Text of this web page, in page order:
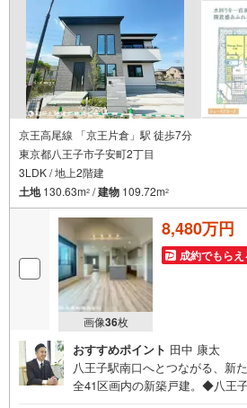
京王高尾線 「京王片倉」駅 徒歩7分
東京都八王子市子安町2丁目
3LDK / 地上2階建
土地130.63m2 /建物 109.72m2
画像36枚
8,480万円
成約でもらえ
おすすめポイント 田中 康太
八王子駅南口へとつながる、新
全41区画内の新築戸建。◆八王